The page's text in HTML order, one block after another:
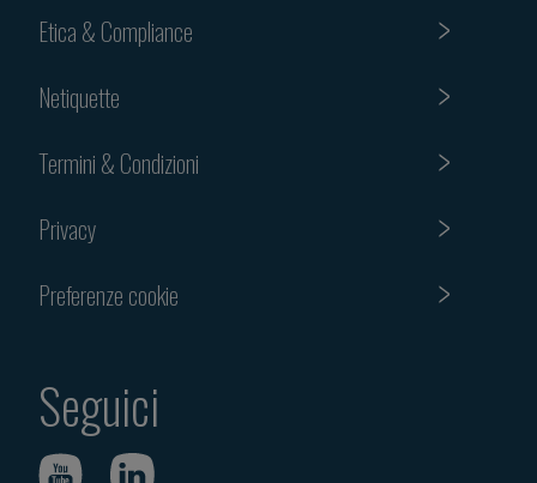
Etica & Compliance
Netiquette
Termini & Condizioni
Privacy
Preferenze cookie
Seguici